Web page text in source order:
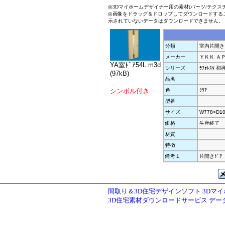
◎3Dマイホームデザイナー用の素材(パーツ/テクス
◎画像をドラッグ＆ドロップしてダウンロードす
示されていないデータはダウンロードできません。
YA室ﾄﾞｱ54L.m3d
(97kB)
シンボル付き
分類
室内片開き
メーカー
ＹＫＫ Ａ
シリーズ
ﾗﾌｫﾚｽﾀ 和
品名
色
ｸﾘｱ
型番
サイズ
価格
生産終了
材質
特徴
備考１
片開きﾄﾞｱ
間取り＆3D住宅デザインソフト 3Dマ
3D住宅素材ダウンロードサービス デー